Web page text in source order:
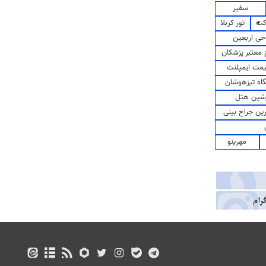
سفیر
تور کربلا
اربعین
پزشکان
ایمپلنت
تیزهوشان
هتل
جراح بینی
مهرینو